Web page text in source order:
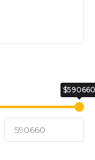
$590660